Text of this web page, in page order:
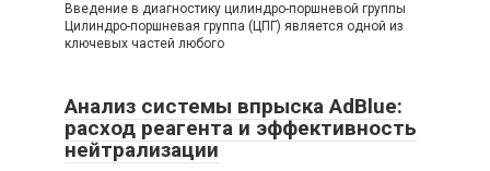
Введение в диагностику цилиндро-поршневой группы
Цилиндро-поршневая группа (ЦПГ) является одной из
ключевых частей любого
Анализ системы впрыска AdBlue:
расход реагента и эффективность
нейтрализации